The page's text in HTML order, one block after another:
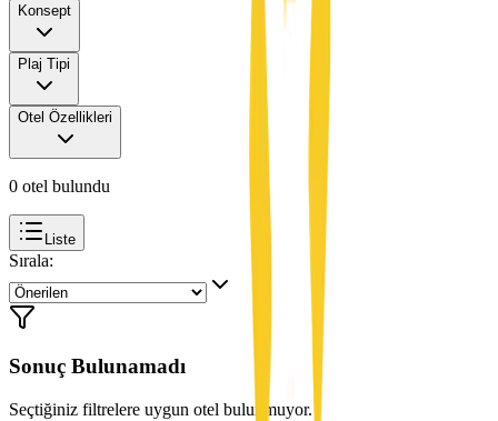
Konsept
Plaj Tipi
Otel Özellikleri
0 otel bulundu
Liste
Sırala:
Sonuç Bulunamadı
Seçtiğiniz filtrelere uygun otel bulunmuyor.